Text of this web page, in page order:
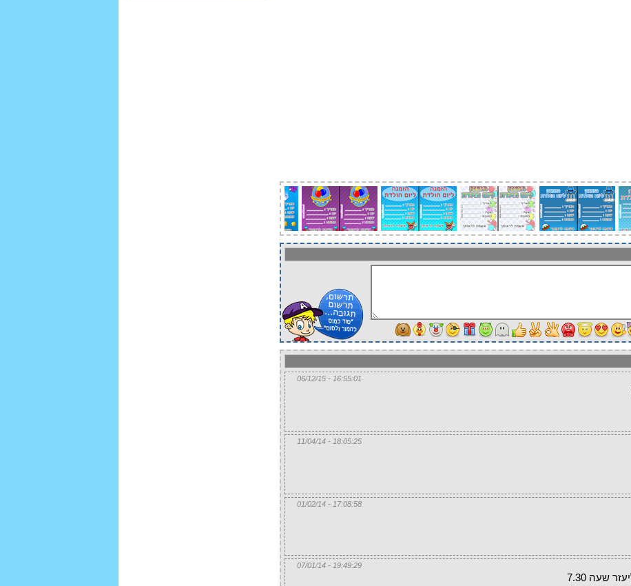
16:55:01 - 06/12/15
18:05:25 - 11/04/14
17:08:58 - 01/02/14
19:49:29 - 07/01/14